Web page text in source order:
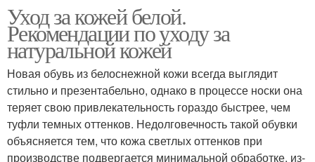
Уход за кожей белой.
Рекомендации по уходу за
натуральной кожей
Новая обувь из белоснежной кожи всегда выглядит
стильно и презентабельно, однако в процессе носки она
теряет свою привлекательность гораздо быстрее, чем
туфли темных оттенков. Недолговечность такой обувки
объясняется тем, что кожа светлых оттенков при
производстве подвергается минимальной обработке, из-